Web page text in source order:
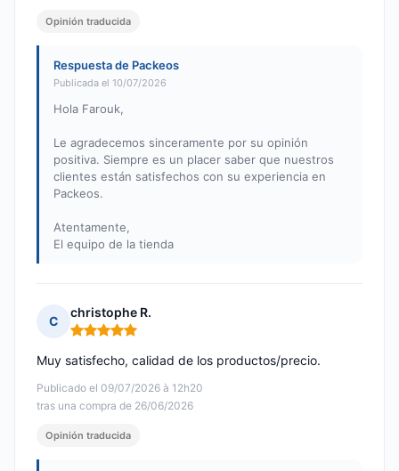
Opinión traducida
Respuesta de Packeos
Publicada el 10/07/2026
Hola Farouk,
Le agradecemos sinceramente por su opinión
positiva. Siempre es un placer saber que nuestros
clientes están satisfechos con su experiencia en
Packeos.
Atentamente,
El equipo de la tienda
C
christophe R.
Nota: 5 de 5
Publicado el 09/07/2026 à 12h20
tras una compra de 26/06/2026
Muy satisfecho, calidad de los productos/precio.
Opinión traducida